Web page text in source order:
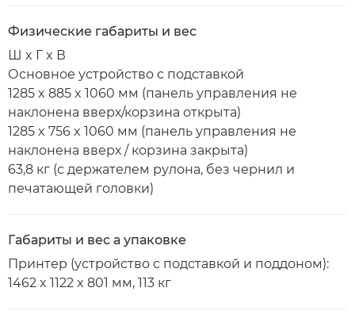
Физические габариты и вес
Ш x Г x В
Основное устройство с подставкой
1285 x 885 x 1060 мм (панель управления не
наклонена вверх/корзина открыта)
1285 x 756 x 1060 мм (панель управления не
наклонена вверх / корзина закрыта)
63,8 кг (с держателем рулона, без чернил и
печатающей головки)
Габариты и вес а упаковке
Принтер (устройство с подставкой и поддоном):
1462 x 1122 x 801 мм, 113 кг